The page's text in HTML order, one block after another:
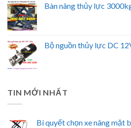
Bàn nâng thủy lực
Bộ nguồn thủy lực DC
TIN MỚI NHẤT
Bí quyết chọn xe nâng mặt